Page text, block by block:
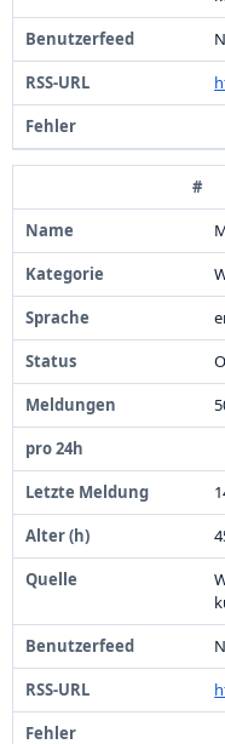
5
1
4